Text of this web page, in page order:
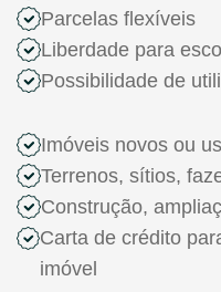
Parcelas flexíveis
Liberdade para
Possibilidade de
Imóveis novos ou
Terrenos, sítios,
Construção,
Carta de crédito
imóvel